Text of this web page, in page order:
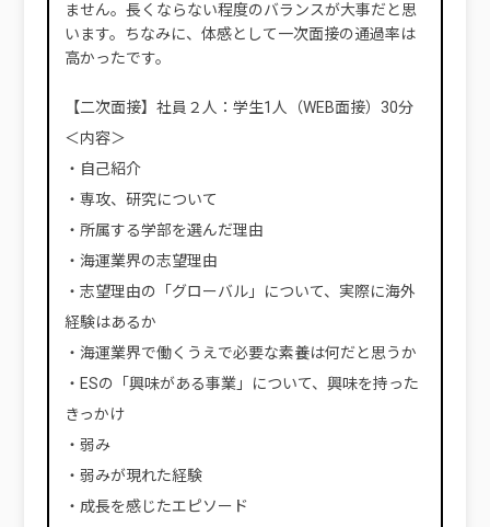
ません。長くならない程度のバランスが大事だと思
います。ちなみに、体感として一次面接の通過率は
高かったです。
【二次面接】社員２人：学生1人（WEB面接）30分
＜内容＞
・自己紹介
・専攻、研究について
・所属する学部を選んだ理由
・海運業界の志望理由
・志望理由の「グローバル」について、実際に海外
経験はあるか
・海運業界で働くうえで必要な素養は何だと思うか
・ESの「興味がある事業」について、興味を持った
きっかけ
・弱み
・弱みが現れた経験
・成長を感じたエピソード